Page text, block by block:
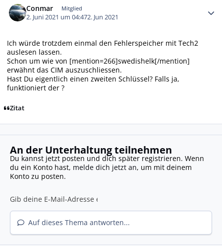
Conmar Mitglied
2. Juni 2021 um 04:472. Jun 2021
Ich würde trotzdem einmal den Fehlerspeicher mit Tech2
auslesen lassen.
Schon um wie von [mention=266]swedishelk[/mention]
erwähnt das CIM auszuschliessen.
Hast Du eigentlich einen zweiten Schlüssel? Falls ja,
funktioniert der ?
Zitat
An der Unterhaltung teilnehmen
Du kannst jetzt posten und dich später registrieren. Wenn
du ein Konto hast, melde dich jetzt an, um mit deinem
Konto zu posten.
Auf dieses Thema antworten...